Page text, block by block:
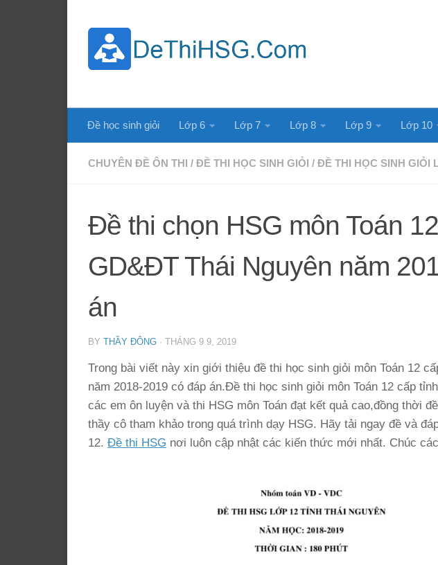
Đề học sinh giỏi Lớp 6 Lớp 7 Lớp 8 Lớp 9 Lớp 10
CHUYÊN ĐỀ ÔN THI / ĐỀ THI HỌC SINH GIỎI / ĐỀ THI HỌC SINH GIỎI
Đề thi chọn HSG môn Toán
GD&ĐT Thái Nguyên năm
án
BY THẦY ĐÔNG · THÁNG 9 9, 2019
Trong bài viết này xin giới thiệu đề thi học sinh giỏi môn Toán 12
năm 2018-2019 có đáp án.Đề thi học sinh giỏi môn Toán 12 cấp
các em ôn luyện và thi HSG môn Toán đạt kết quả cao,đồng thời
thầy cô tham khảo trong quá trình dạy HSG. Hãy tải ngay đề và
12. Đề thi HSG nơi luôn cập nhật các kiến thức mới nhất. Chúc